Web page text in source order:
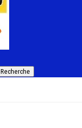
Recherche